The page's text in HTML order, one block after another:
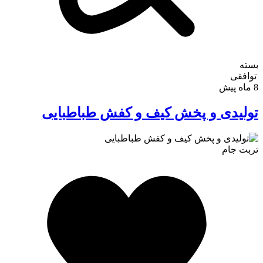
بسته
توافقی
تولیدی و پخش کیف و کفش طباطبایی
تربت جام